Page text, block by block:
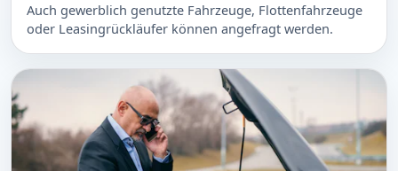
Auch gewerblich genutzte Fahrzeuge, Flottenfahrzeuge
oder Leasingrückläufer können angefragt werden.